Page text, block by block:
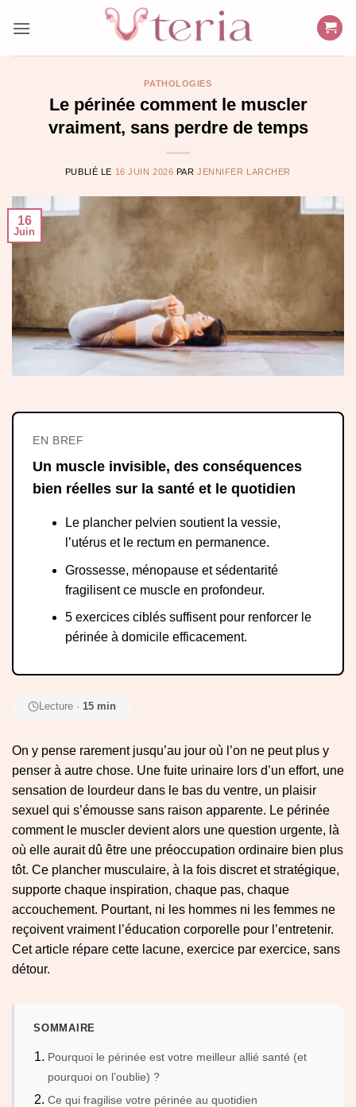
PATHOLOGIES
Le périnée comment le muscler
vraiment, sans perdre de temps
PUBLIÉ LE 16 JUIN 2026 PARJENNIFER LARCHER
16
Juin
EN BREF
Un muscle invisible, des conséquences
bien réelles sur la santé et le quotidien
Le plancher pelvien soutient la vessie,
l’utérus et le rectum en permanence.
Grossesse, ménopause et sédentarité
fragilisent ce muscle en profondeur.
5 exercices ciblés suffisent pour renforcer le
périnée à domicile efficacement.
Lecture · 15 min
On y pense rarement jusqu’au jour où l’on ne peut plus y
penser à autre chose. Une fuite urinaire lors d’un effort, une
sensation de lourdeur dans le bas du ventre, un plaisir
sexuel qui s’émousse sans raison apparente. Le périnée
comment le muscler devient alors une question urgente, là
où elle aurait dû être une préoccupation ordinaire bien plus
tôt. Ce plancher musculaire, à la fois discret et stratégique,
supporte chaque inspiration, chaque pas, chaque
accouchement. Pourtant, ni les hommes ni les femmes ne
reçoivent vraiment l’éducation corporelle pour l’entretenir.
Cet article répare cette lacune, exercice par exercice, sans
détour.
SOMMAIRE
Pourquoi le périnée est votre meilleur allié santé (et
pourquoi on l’oublie) ?
Ce qui fragilise votre périnée au quotidien